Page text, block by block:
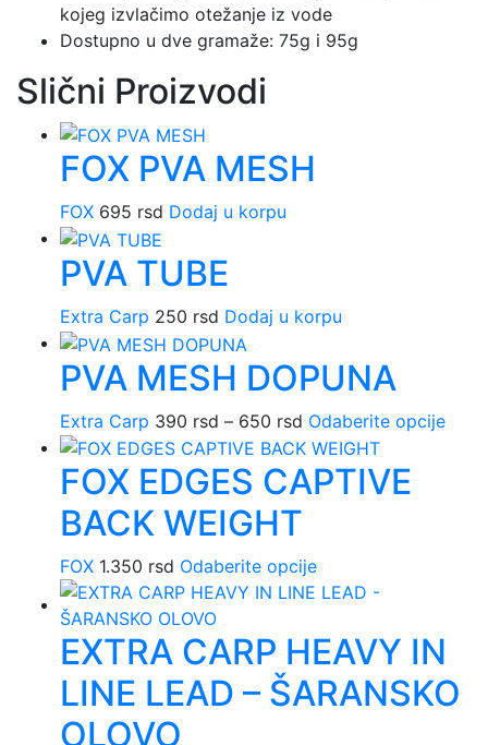
kojeg izvlačimo otežanje iz vode
Dostupno u dve gramaže: 75g i 95g
Slični Proizvodi
FOX PVA MESH
FOX 695 rsd Dodaj u korpu
PVA TUBE
Extra Carp 250 rsd Dodaj u korpu
PVA MESH DOPUNA
Extra Carp 390 rsd – 650 rsd Raspon
cena:
od
390 rsd
Odaberite opcije
FOX EDGES CAPTIVE
BACK WEIGHT
FOX 1.350 rsd Odaberite opcije
proizvod
više
varijanti.
Opcije
EXTRA CARP HEAVY IN
LINE LEAD – ŠARANSKO
OLOVO